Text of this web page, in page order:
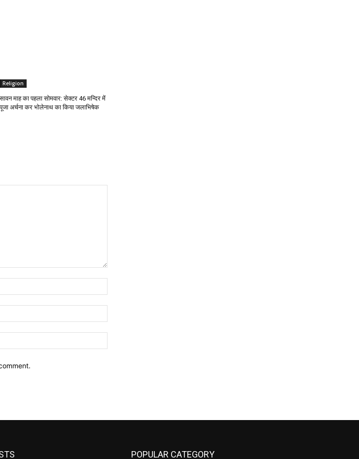
Religion
सावन माह का पहला सोमवार: सेक्टर 46 मन्दिर में
पूजा अर्चना कर भोलेनाथ का किया जलाभिषेक
POPULAR CATEGORY